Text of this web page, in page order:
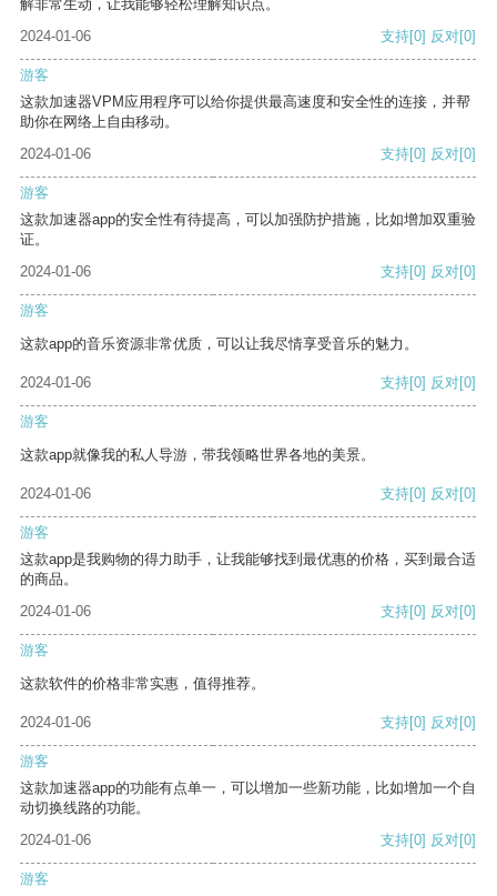
解非常生动，让我能够轻松理解知识点。
2024-01-06
支持[0] 反对[0]
游客
这款加速器VPM应用程序可以给你提供最高速度和安全性的连接，并帮
助你在网络上自由移动。
2024-01-06
支持[0] 反对[0]
游客
这款加速器app的安全性有待提高，可以加强防护措施，比如增加双重验
证。
2024-01-06
支持[0] 反对[0]
游客
这款app的音乐资源非常优质，可以让我尽情享受音乐的魅力。
2024-01-06 支持[0] 反对[0]
游客
这款app就像我的私人导游，带我领略世界各地的美景。
2024-01-06 支持[0] 反对[0]
游客
这款app是我购物的得力助手，让我能够找到最优惠的价格，买到最合适
的商品。
2024-01-06
支持[0] 反对[0]
游客
这款软件的价格非常实惠，值得推荐。
2024-01-06 支持[0] 反对[0]
游客
这款加速器app的功能有点单一，可以增加一些新功能，比如增加一个自
动切换线路的功能。
2024-01-06
支持[0] 反对[0]
游客